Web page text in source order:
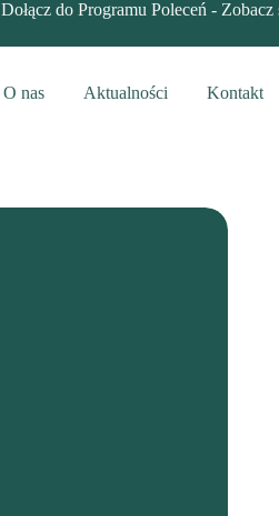
Dołącz do Programu Poleceń - Zobacz
O nas Aktualności Kontakt